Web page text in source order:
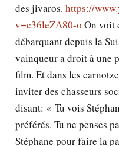
des jivaros. https://
v=c36leZA80-o On voit
débarquant depuis la
vainqueur a droit à une
film. Et dans les
inviter des chasseurs
disant: « Tu vois
préférés. Tu ne penses
Stéphane pour faire la